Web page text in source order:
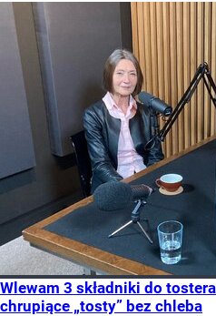
Wlewam 3 składniki do
chrupiące „tosty” bez chleba